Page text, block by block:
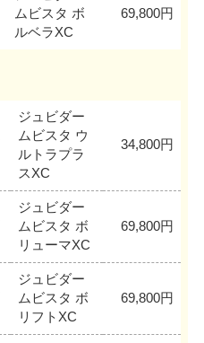
ムビスタ ボ
ルベラXC
69,800円
ジュビダー
ムビスタ ウ
ルトラプラ
スXC
34,800円
ジュビダー
ムビスタ ボ
リューマXC
69,800円
ジュビダー
ムビスタ ボ
リフトXC
69,800円